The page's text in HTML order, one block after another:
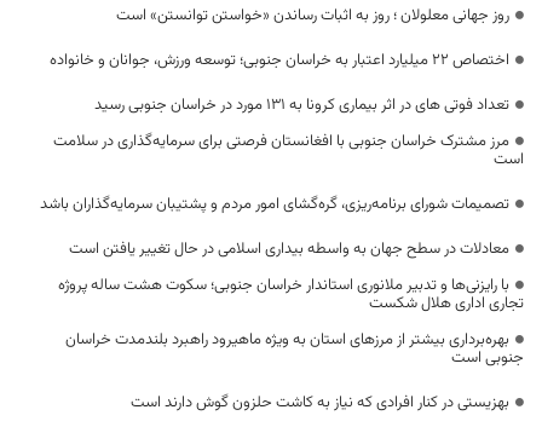
روز جهانی معلولان ؛ روز به اثبات رساندن «خواستن توانستن» است
اختصاص ۲۲ میلیارد اعتبار به خراسان جنوبی؛ توسعه ورزش، جوانان و خانواده
تعداد فوتی های در اثر بیماری کرونا به 131 مورد در خراسان جنوبی رسید
مرز مشترک خراسان جنوبی با افغانستان فرصتی برای سرمایه‌گذاری در سلامت
است
تصمیمات شورای برنامه‌ریزی، گره‌گشای امور مردم و پشتیبان سرمایه‌گذاران باشد
معادلات در سطح جهان به واسطه بیداری اسلامی در حال تغییر یافتن است
با رایزنی‌ها و تدبیر ملانوری استاندار خراسان جنوبی؛ سکوت هشت ساله پروژه
تجاری اداری هلال شکست
بهره‌برداری بیشتر از مرزهای استان به ویژه ماهیرود راهبرد بلندمدت خراسان
جنوبی است
بهزیستی در کنار افرادی که نیاز به کاشت حلزون گوش دارند است